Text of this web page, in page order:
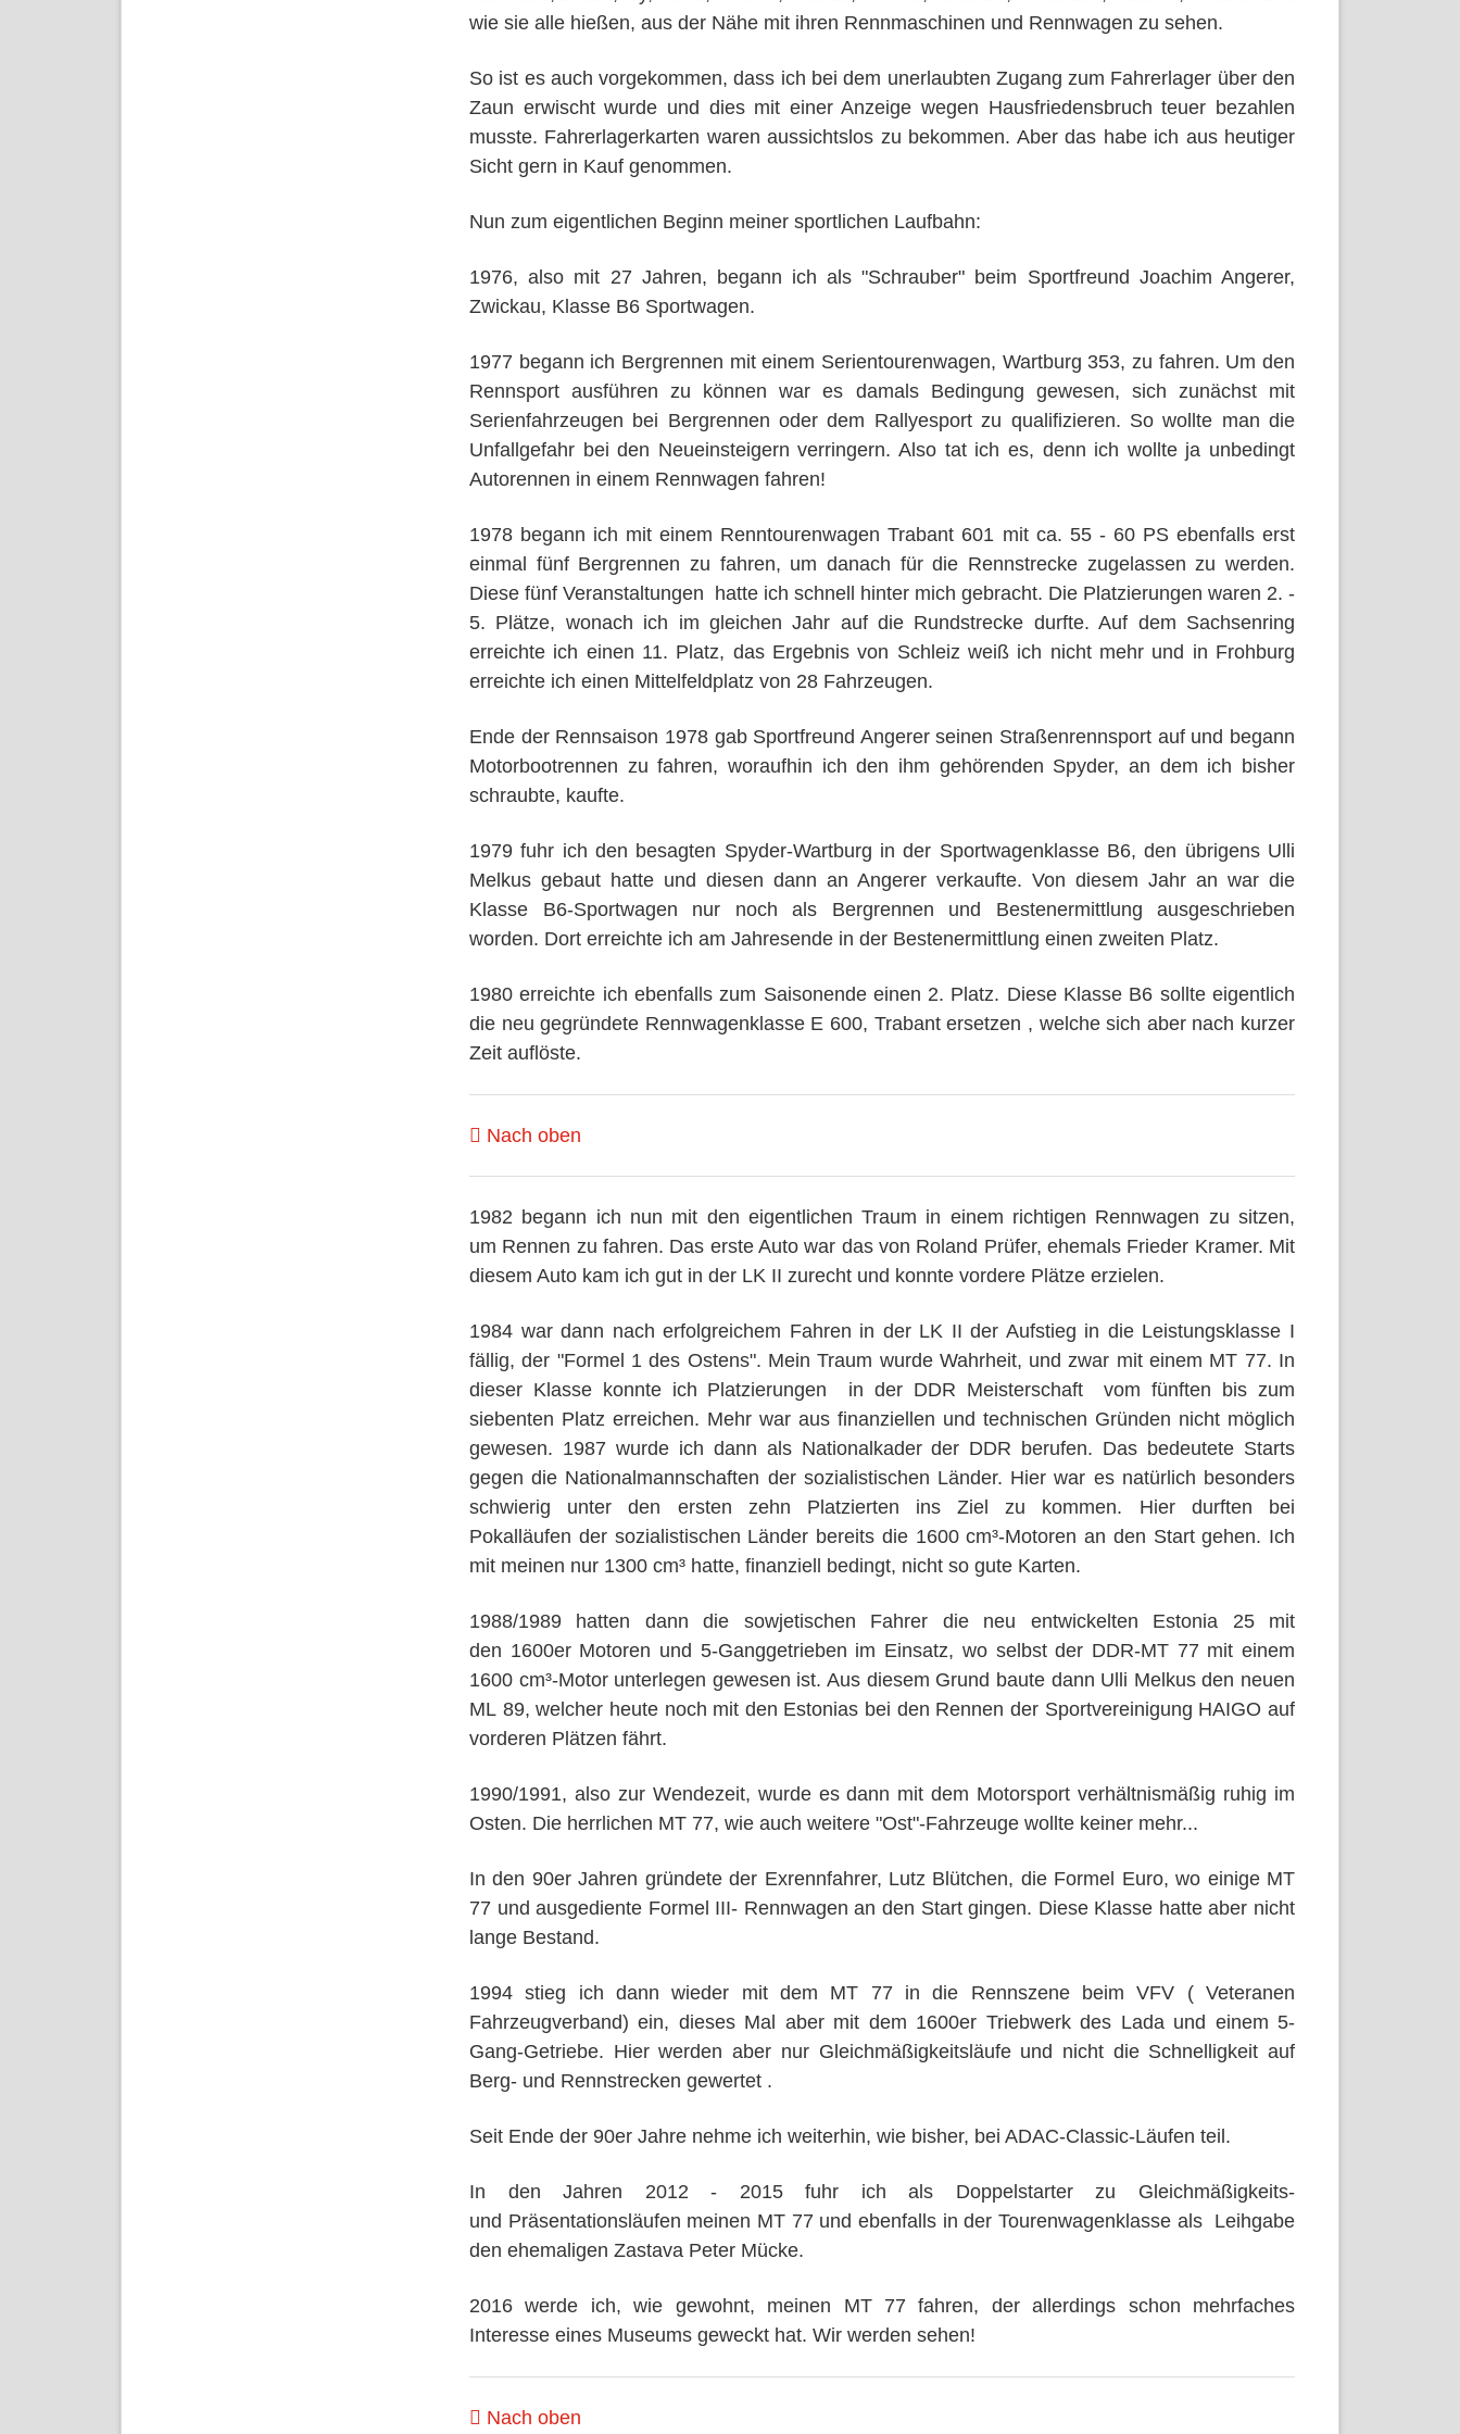
wie sie alle hießen, aus der Nähe mit ihren Rennmaschinen und Rennwagen zu sehen.
So ist es auch vorgekommen, dass ich bei dem unerlaubten Zugang zum Fahrerlager über den
Zaun erwischt wurde und dies mit einer Anzeige wegen Hausfriedensbruch teuer bezahlen
musste. Fahrerlagerkarten waren aussichtslos zu bekommen. Aber das habe ich aus heutiger
Sicht gern in Kauf genommen.
Nun zum eigentlichen Beginn meiner sportlichen Laufbahn:
1976, also mit 27 Jahren, begann ich als "Schrauber" beim Sportfreund Joachim Angerer,
Zwickau, Klasse B6 Sportwagen.
1977 begann ich Bergrennen mit einem Serientourenwagen, Wartburg 353, zu fahren. Um den
Rennsport ausführen zu können war es damals Bedingung gewesen, sich zunächst mit
Serienfahrzeugen bei Bergrennen oder dem Rallyesport zu qualifizieren. So wollte man die
Unfallgefahr bei den Neueinsteigern verringern. Also tat ich es, denn ich wollte ja unbedingt
Autorennen in einem Rennwagen fahren!
1978 begann ich mit einem Renntourenwagen Trabant 601 mit ca. 55 - 60 PS ebenfalls erst
einmal fünf Bergrennen zu fahren, um danach für die Rennstrecke zugelassen zu werden.
Diese fünf Veranstaltungen hatte ich schnell hinter mich gebracht. Die Platzierungen waren 2. -
5. Plätze, wonach ich im gleichen Jahr auf die Rundstrecke durfte. Auf dem Sachsenring
erreichte ich einen 11. Platz, das Ergebnis von Schleiz weiß ich nicht mehr und in Frohburg
erreichte ich einen Mittelfeldplatz von 28 Fahrzeugen.
Ende der Rennsaison 1978 gab Sportfreund Angerer seinen Straßenrennsport auf und begann
Motorbootrennen zu fahren, woraufhin ich den ihm gehörenden Spyder, an dem ich bisher
schraubte, kaufte.
1979 fuhr ich den besagten Spyder-Wartburg in der Sportwagenklasse B6, den übrigens Ulli
Melkus gebaut hatte und diesen dann an Angerer verkaufte. Von diesem Jahr an war die
Klasse B6-Sportwagen nur noch als Bergrennen und Bestenermittlung ausgeschrieben
worden. Dort erreichte ich am Jahresende in der Bestenermittlung einen zweiten Platz.
1980 erreichte ich ebenfalls zum Saisonende einen 2. Platz. Diese Klasse B6 sollte eigentlich
die neu gegründete Rennwagenklasse E 600, Trabant ersetzen , welche sich aber nach kurzer
Zeit auflöste.
Nach oben
1982 begann ich nun mit den eigentlichen Traum in einem richtigen Rennwagen zu sitzen,
um Rennen zu fahren. Das erste Auto war das von Roland Prüfer, ehemals Frieder Kramer. Mit
diesem Auto kam ich gut in der LK II zurecht und konnte vordere Plätze erzielen.
1984 war dann nach erfolgreichem Fahren in der LK II der Aufstieg in die Leistungsklasse I
fällig, der "Formel 1 des Ostens". Mein Traum wurde Wahrheit, und zwar mit einem MT 77. In
dieser Klasse konnte ich Platzierungen in der DDR Meisterschaft vom fünften bis zum
siebenten Platz erreichen. Mehr war aus finanziellen und technischen Gründen nicht möglich
gewesen. 1987 wurde ich dann als Nationalkader der DDR berufen. Das bedeutete Starts
gegen die Nationalmannschaften der sozialistischen Länder. Hier war es natürlich besonders
schwierig unter den ersten zehn Platzierten ins Ziel zu kommen. Hier durften bei
Pokalläufen der sozialistischen Länder bereits die 1600 cm³-Motoren an den Start gehen. Ich
mit meinen nur 1300 cm³ hatte, finanziell bedingt, nicht so gute Karten.
1988/1989 hatten dann die sowjetischen Fahrer die neu entwickelten Estonia 25 mit
den 1600er Motoren und 5-Ganggetrieben im Einsatz, wo selbst der DDR-MT 77 mit einem
1600 cm³-Motor unterlegen gewesen ist. Aus diesem Grund baute dann Ulli Melkus den neuen
ML 89, welcher heute noch mit den Estonias bei den Rennen der Sportvereinigung HAIGO auf
vorderen Plätzen fährt.
1990/1991, also zur Wendezeit, wurde es dann mit dem Motorsport verhältnismäßig ruhig im
Osten. Die herrlichen MT 77, wie auch weitere "Ost"-Fahrzeuge wollte keiner mehr...
In den 90er Jahren gründete der Exrennfahrer, Lutz Blütchen, die Formel Euro, wo einige MT
77 und ausgediente Formel III- Rennwagen an den Start gingen. Diese Klasse hatte aber nicht
lange Bestand.
1994 stieg ich dann wieder mit dem MT 77 in die Rennszene beim VFV ( Veteranen
Fahrzeugverband) ein, dieses Mal aber mit dem 1600er Triebwerk des Lada und einem 5-
Gang-Getriebe. Hier werden aber nur Gleichmäßigkeitsläufe und nicht die Schnelligkeit auf
Berg- und Rennstrecken gewertet .
Seit Ende der 90er Jahre nehme ich weiterhin, wie bisher, bei ADAC-Classic-Läufen teil.
In den Jahren 2012 - 2015 fuhr ich als Doppelstarter zu Gleichmäßigkeits-
und Präsentationsläufen meinen MT 77 und ebenfalls in der Tourenwagenklasse als Leihgabe
den ehemaligen Zastava Peter Mücke.
2016 werde ich, wie gewohnt, meinen MT 77 fahren, der allerdings schon mehrfaches
Interesse eines Museums geweckt hat. Wir werden sehen!
Nach oben